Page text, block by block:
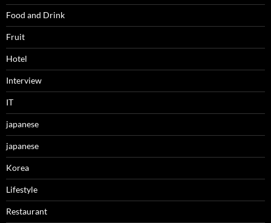
Food and Drink
Fruit
Hotel
Interview
IT
japanese
japanese
Korea
Lifestyle
Restaurant